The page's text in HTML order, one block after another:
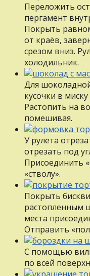
Переложить
пергамент
Покрыть
от краёв,
срезом вниз.
холодильник.
Для
кусочки в
Растопить на
помешивая.
У рулета
отрезать под
Присоединить
«стволу».
Покрыть
растопленным
места
Отправить
С помощью
по всей